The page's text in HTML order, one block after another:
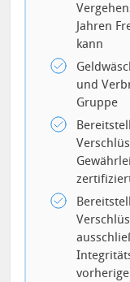
Jahren
kann
und
Gruppe